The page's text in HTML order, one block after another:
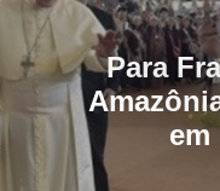
Para
em